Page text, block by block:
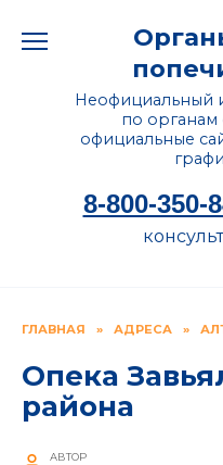
Неофициальный
по органам
официальные
8-800-350-
ГЛАВНАЯ » АДРЕСА »
Опека
района
АВТОР